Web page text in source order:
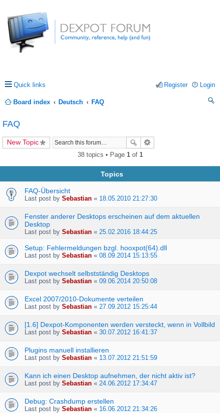
Quick links Login
Register
Board index Deutsch
FAQ
FAQ
New Topic
38 topics • Page 1of 1
Topics
FAQ-Übersicht
Last post by Sebastian « 18.05.2010 21:27:30
Fenster anderer Desktops erscheinen auf dem aktuellen
Desktop
Last post by Sebastian « 25.02.2016 18:44:25
Setup: Fehlermeldungen bzgl. hooxpot(64).dll
Last post by Sebastian « 08.09.2014 15:13:55
Dexpot wechselt selbstständig Desktops
Last post by Sebastian « 09.06.2014 20:50:08
Excel 2007/2010-Dokumente verteilen
Last post by Sebastian « 27.09.2012 15:25:44
[1.6] Dexpot-Komponenten werden versteckt, wenn in Vollbild
Last post by Sebastian « 30.07.2012 16:41:37
Plugins manuell installieren
Last post by Sebastian « 13.07.2012 21:51:59
Kann ich einen Desktop aufnehmen, der nicht aktiv ist?
Last post by Sebastian « 24.06.2012 17:34:47
Debug: Crashdump erstellen
Last post by Sebastian « 16.06.2012 21:34:26